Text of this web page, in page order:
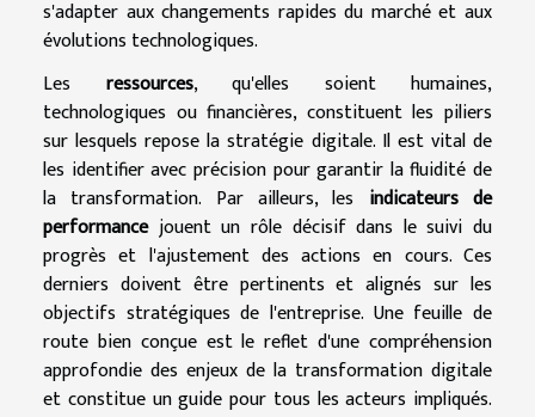
s'adapter aux changements rapides du marché et aux
évolutions technologiques.
Les ressources, qu'elles soient humaines,
technologiques ou financières, constituent les piliers
sur lesquels repose la stratégie digitale. Il est vital de
les identifier avec précision pour garantir la fluidité de
la transformation. Par ailleurs, les indicateurs de
performancejouent un rôle décisif dans le suivi du
progrès et l'ajustement des actions en cours. Ces
derniers doivent être pertinents et alignés sur les
objectifs stratégiques de l'entreprise. Une feuille de
route bien conçue est le reflet d'une compréhension
approfondie des enjeux de la transformation digitale
et constitue un guide pour tous les acteurs impliqués.